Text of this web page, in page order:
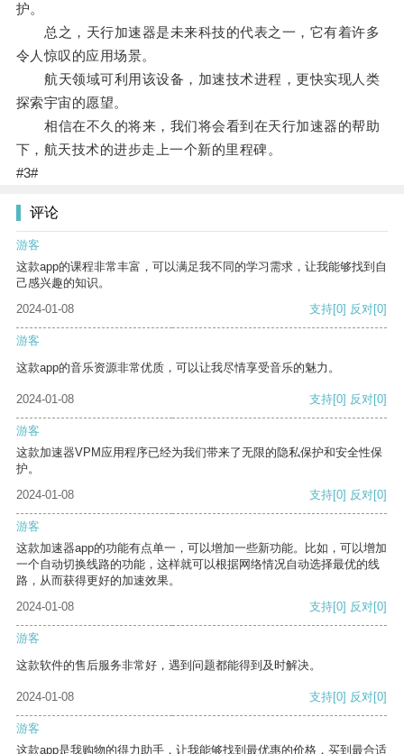
护。
总之，天行加速器是未来科技的代表之一，它有着许多
令人惊叹的应用场景。
航天领域可利用该设备，加速技术进程，更快实现人类
探索宇宙的愿望。
相信在不久的将来，我们将会看到在天行加速器的帮助
下，航天技术的进步走上一个新的里程碑。
#3#
评论
游客
这款app的课程非常丰富，可以满足我不同的学习需求，让我能够找到自
己感兴趣的知识。
2024-01-08
支持[0] 反对[0]
游客
这款app的音乐资源非常优质，可以让我尽情享受音乐的魅力。
2024-01-08 支持[0] 反对[0]
游客
这款加速器VPM应用程序已经为我们带来了无限的隐私保护和安全性保
护。
2024-01-08
支持[0] 反对[0]
游客
这款加速器app的功能有点单一，可以增加一些新功能。比如，可以增加
一个自动切换线路的功能，这样就可以根据网络情况自动选择最优的线
路，从而获得更好的加速效果。
2024-01-08
支持[0] 反对[0]
游客
这款软件的售后服务非常好，遇到问题都能得到及时解决。
2024-01-08 支持[0] 反对[0]
游客
这款app是我购物的得力助手，让我能够找到最优惠的价格，买到最合适